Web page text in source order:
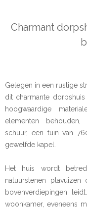
Charmant
Gelegen in een rustige
dit charmante
hoogwaardige
elementen
schuur, een tuin van
gewelfde kapel.
Het huis wordt
natuurstenen
bovenverdiepingen
woonkamer, eveneens